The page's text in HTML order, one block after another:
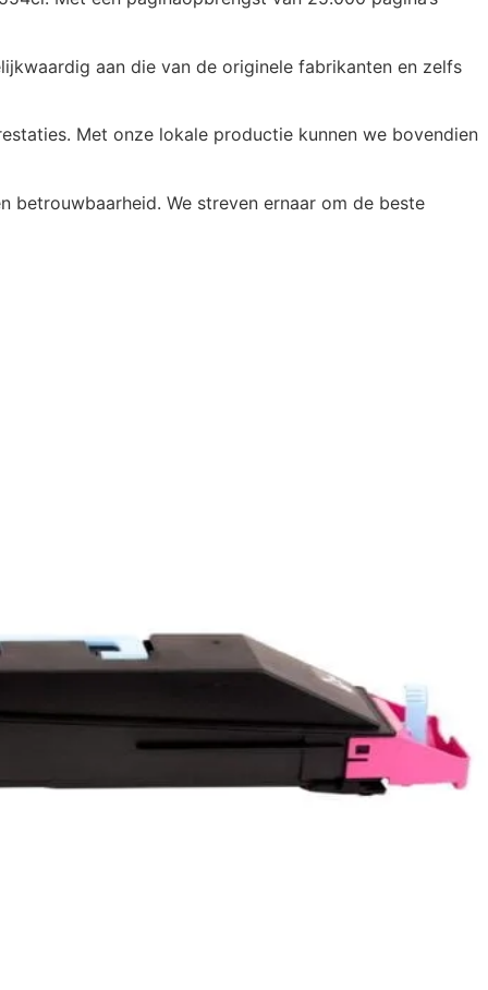
aan die van de originele fabrikanten en zelfs
Met onze lokale productie kunnen we bovendien
We streven ernaar om de beste